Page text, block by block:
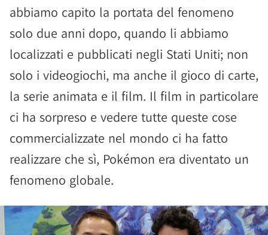
abbiamo capito la portata del fenomeno
solo due anni dopo, quando li abbiamo
localizzati e pubblicati negli Stati Uniti; non
solo i videogiochi, ma anche il gioco di carte,
la serie animata e il film. Il film in particolare
ci ha sorpreso e vedere tutte queste cose
commercializzate nel mondo ci ha fatto
realizzare che sì, Pokémon era diventato un
fenomeno globale.